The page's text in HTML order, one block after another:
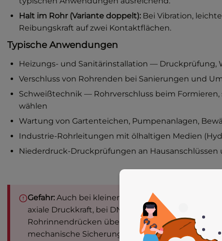
Halt im Rohr (Variante doppelt): Bei Vibration,
Reibungskraft auf zwei Kontaktflächen.
Typische Anwendungen
Heizungs- und Sanitärinstallation — Druckprüfung,
Verschluss von Rohrenden bei Sanierungen und
Schweißtechnik — Rohrverschluss beim
wählen
Wartung von Gartenteichen, Pumpenanlagen,
Industrie-Rohrleitungen mit ölhaltigen Medien
Niederdruck-Druckprüfungen an
Gefahr: Auch bei kleinen Stopfen im 8-bar-
axiale Druckkraft, bei DN 90 sind es rund 5 kN —
Rohrinnendrücken über 1 bar muss der Stopfen
mechanische Sicherung. Die Reibung zwischen